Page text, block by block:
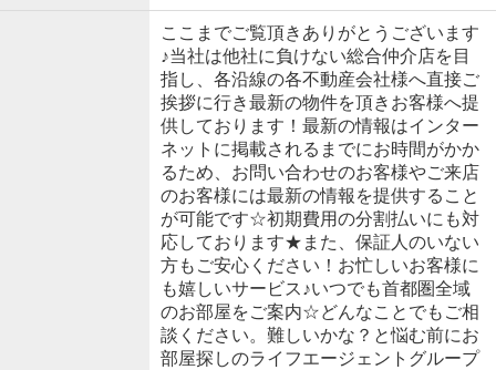
ここまでご覧頂きありがとうございます
♪当社は他社に負けない総合仲介店を目
指し、各沿線の各不動産会社様へ直接ご
挨拶に行き最新の物件を頂きお客様へ提
供しております！最新の情報はインター
ネットに掲載されるまでにお時間がかか
るため、お問い合わせのお客様やご来店
のお客様には最新の情報を提供すること
が可能です☆初期費用の分割払いにも対
応しております★また、保証人のいない
方もご安心ください！お忙しいお客様に
も嬉しいサービス♪いつでも首都圏全域
のお部屋をご案内☆どんなことでもご相
談ください。難しいかな？と悩む前にお
部屋探しのライフエージェントグループ